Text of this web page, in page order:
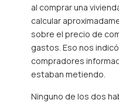
al comprar una
calcular
sobre el precio de
gastos. Eso nos
compradores
estaban metiendo.
Ninguno de los dos